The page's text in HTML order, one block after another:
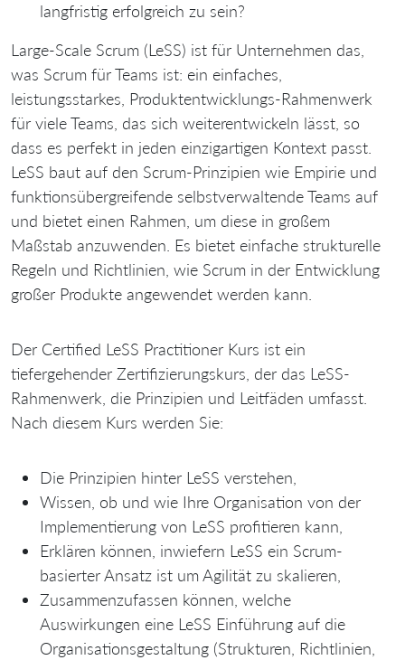
langfristig erfolgreich zu sein?
Large-Scale Scrum (LeSS) ist für Unternehmen das,
was Scrum für Teams ist: ein einfaches,
leistungsstarkes, Produktentwicklungs-Rahmenwerk
für viele Teams, das sich weiterentwickeln lässt, so
dass es perfekt in jeden einzigartigen Kontext passt.
LeSS baut auf den Scrum-Prinzipien wie Empirie und
funktionsübergreifende selbstverwaltende Teams auf
und bietet einen Rahmen, um diese in großem
Maßstab anzuwenden. Es bietet einfache strukturelle
Regeln und Richtlinien, wie Scrum in der Entwicklung
großer Produkte angewendet werden kann.
Der Certified LeSS Practitioner Kurs ist ein
tiefergehender Zertifizierungskurs, der das LeSS-
Rahmenwerk, die Prinzipien und Leitfäden umfasst.
Nach diesem Kurs werden Sie:
Die Prinzipien hinter LeSS verstehen,
Wissen, ob und wie Ihre Organisation von der
Implementierung von LeSS profitieren kann,
Erklären können, inwiefern LeSS ein Scrum-
basierter Ansatz ist um Agilität zu skalieren,
Zusammenzufassen können, welche
Auswirkungen eine LeSS Einführung auf die
Organisationsgestaltung (Strukturen, Richtlinien,